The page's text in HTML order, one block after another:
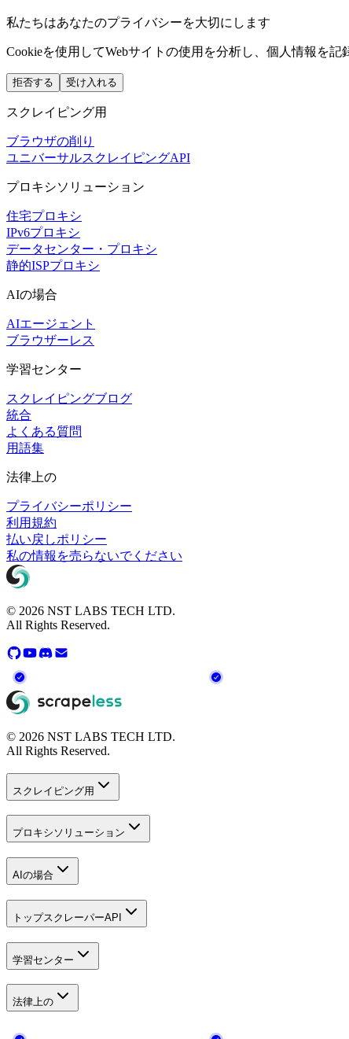
私たちはあなたのプライバシーを大切にします
Cookieを使用してWebサイトの使用を分析し、個人情報を記
拒否する 受け入れる
スクレイピング用
ブラウザの削り
ユニバーサルスクレイピングAPI
プロキシソリューション
住宅プロキシ
IPv6プロキシ
データセンター・プロキシ
静的ISPプロキシ
AIの場合
AIエージェント
ブラウザーレス
学習センター
スクレイピングブログ
統合
よくある質問
用語集
法律上の
プライバシーポリシー
利用規約
払い戻しポリシー
私の情報を売らないでください
© 2026 NST LABS TECH LTD.
All Rights Reserved.
© 2026 NST LABS TECH LTD.
All Rights Reserved.
スクレイピング用
プロキシソリューション
AIの場合
トップスクレーパーAPI
学習センター
法律上の